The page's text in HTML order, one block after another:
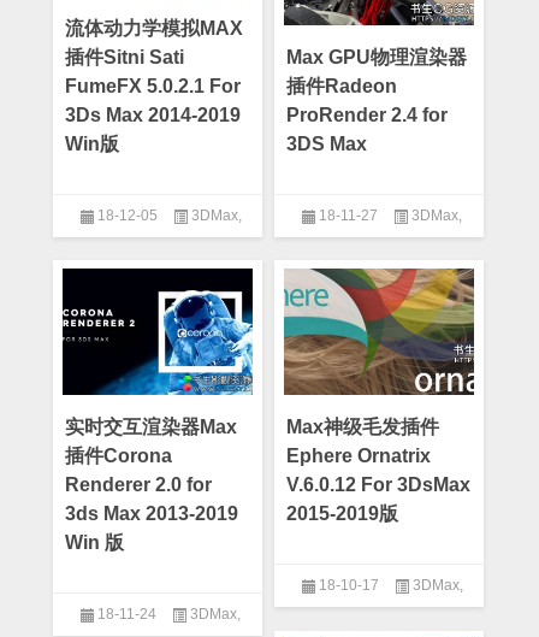
流体动力学模拟MAX
插件Sitni Sati
FumeFX 5.0.2.1 For
3Ds Max 2014-2019
Win版
18-12-05 3DMax,
Max GPU物理渲染器
插件Radeon
ProRender 2.4 for
3DS Max
18-11-27 3DMax
实时交互渲染器Max
插件Corona
Renderer 2.0 for
3ds Max 2013-2019
Win 版
18-11-24 3DMax,
Max神级毛发插件
Ephere Ornatrix
V.6.0.12 For 3DsMax
2015-2019版
18-10-17 3DMax,